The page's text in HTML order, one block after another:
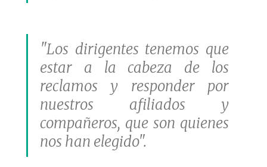
"Los dirigentes tenemos que
estar a la cabeza de los
reclamos y responder por
nuestros afiliados y
compañeros, que son quienes
nos han elegido".